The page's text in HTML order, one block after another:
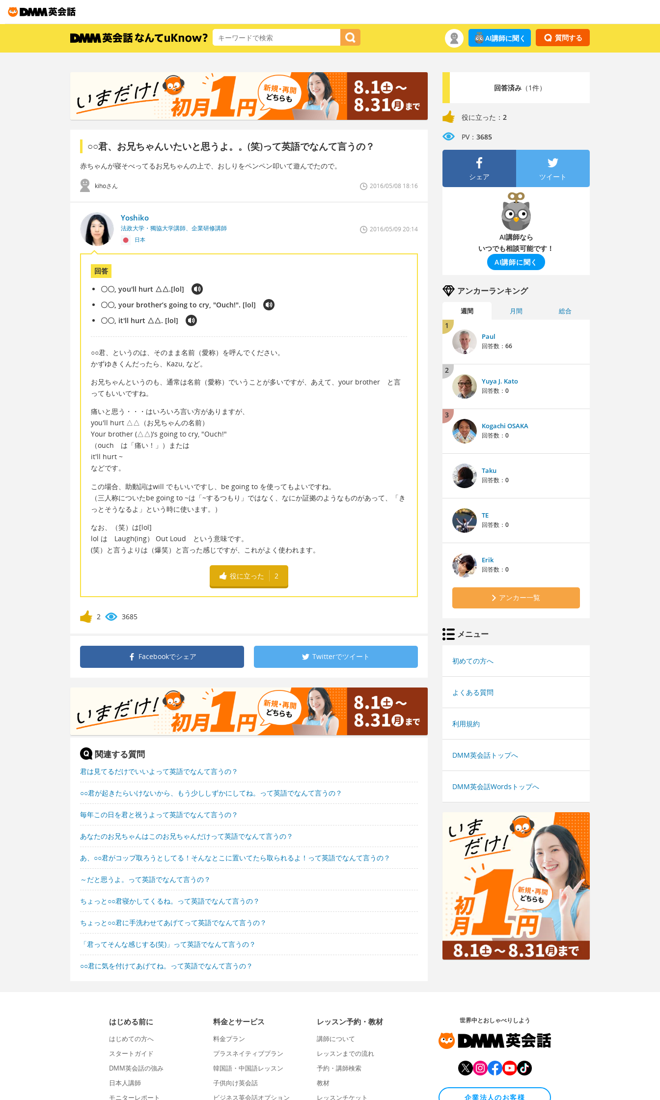
質問する
AI講師に聞く
○○君、お兄ちゃんいたいと思うよ。。(笑)って英語でなんて言うの？
赤ちゃんが寝そべってるお兄ちゃんの上で、おしりをペンペン叩いて遊んでたので。
kihoさん 2016/05/08 18:16
Yoshiko
法政大学・獨協大学講師、企業研修講師
日本
2016/05/09 20:14
回答
〇〇, you'll hurt △△.[lol]
〇〇, your brother’s going to cry, "Ouch!". [lol]
〇〇, it'll hurt △△. [lol]
○○君、というのは、そのまま名前（愛称）を呼んでください。
かずゆきくんだったら、Kazu, など。
お兄ちゃんというのも、通常は名前（愛称）でいうことが多いですが、あえて、your brother と言
ってもいいですね。
痛いと思う・・・はいろいろ言い方がありますが、
you'll hurt △△（お兄ちゃんの名前）
Your brother (△△)'s going to cry, "Ouch!"
（ouch は「痛い！」）または
it'll hurt ~
などです。
この場合、助動詞はwill でもいいですし、be going to を使ってもよいですね。
（三人称についたbe going to ~は「~するつもり」ではなく、なにか証拠のようなものがあって、「き
っとそうなるよ」という時に使います。）
なお、（笑）は[lol]
lol は Laugh(ing） Out Loud という意味です。
(笑）と言うよりは（爆笑）と言った感じですが、これがよく使われます。
役に立った 2
2 3685
Facebookでシェア Twitterでツイート
関連する質問
君は見てるだけでいいよって英語でなんて言うの？
○○君が起きたらいけないから、もう少ししずかにしてね。って英語でなんて言うの？
毎年この日を君と祝うよって英語でなんて言うの？
あなたのお兄ちゃんはこのお兄ちゃんだけって英語でなんて言うの？
あ、○○君がコップ取ろうとしてる！そんなとこに置いてたら取られるよ！って英語でなんて言うの？
～だと思うよ。って英語でなんて言うの？
ちょっと○○君寝かしてくるね。って英語でなんて言うの？
ちょっと○○君に手洗わせてあげてって英語でなんて言うの？
「君ってそんな感じする(笑)」って英語でなんて言うの？
○○君に気を付けてあげてね。って英語でなんて言うの？
回答済み（1件）
役に立った： 2
PV： 3685
シェア ツイート
AI講師なら
いつでも相談可能です！
AI講師に聞く
アンカーランキング
週間 月間 総合
1
Paul
回答数： 66
2
Yuya J. Kato
回答数： 0
3
Kogachi OSAKA
回答数： 0
Taku
回答数： 0
TE
回答数： 0
Erik
回答数： 0
アンカー一覧
メニュー
初めての方へ
よくある質問
利用規約
DMM英会話トップへ
DMM英会話Wordsトップへ
はじめる前に
はじめての方へ
スタートガイド
DMM英会話の強み
日本人講師
モニターレポート
料金とサービス
料金プラン
プラスネイティブプラン
韓国語・中国語レッスン
子供向け英会話
ビジネス英会話オプション
レッスン予約・教材
講師について
レッスンまでの流れ
予約・講師検索
教材
レッスンチケット
世界中とおしゃべりしよう
企業法人のお客様